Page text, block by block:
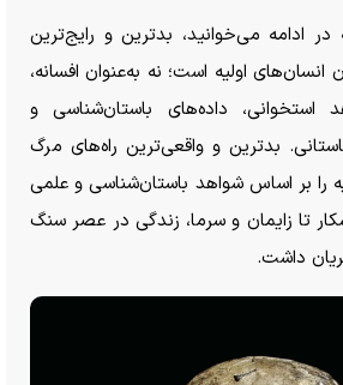
در ادامه می‌خوانید، بدترین و رایج‌ترین
اولیه است؛ نه به‌عنوان افسانه،
استخوانی، داده‌های باستان‌شناسی و
بدترین و واقعی‌ترین راه‌های مرگ
را بر اساس شواهد باستان‌شناسی و علمی
تا زایمان و سرما، زندگی در عصر سنگ
داشت.